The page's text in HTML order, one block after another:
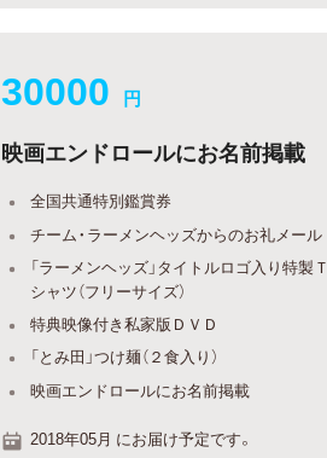
30000 円
映画エンドロールにお名前掲載
全国共通特別鑑賞券
チーム・ラーメンヘッズからのお礼メール
「ラーメンヘッズ」タイトルロゴ入り特製Ｔ
シャツ（フリーサイズ）
特典映像付き私家版ＤＶＤ
「とみ田」つけ麺（２食入り）
映画エンドロールにお名前掲載
2018年05月 にお届け予定です。